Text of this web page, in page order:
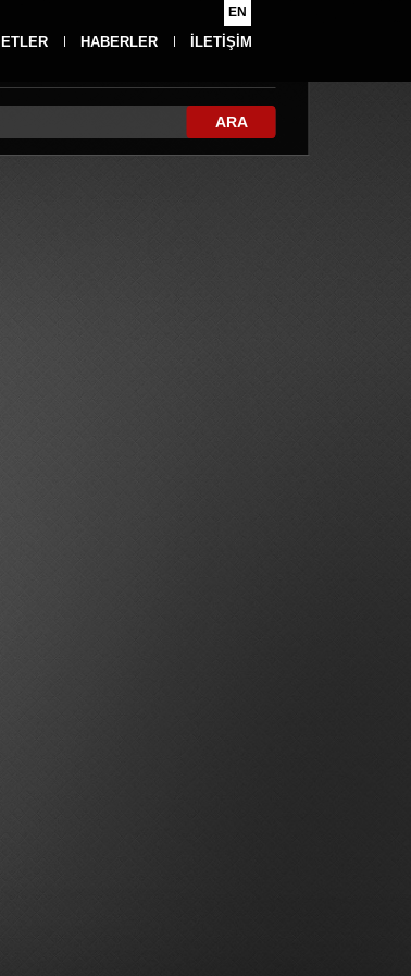
EN
HABERLER İLETİŞİM
ARA